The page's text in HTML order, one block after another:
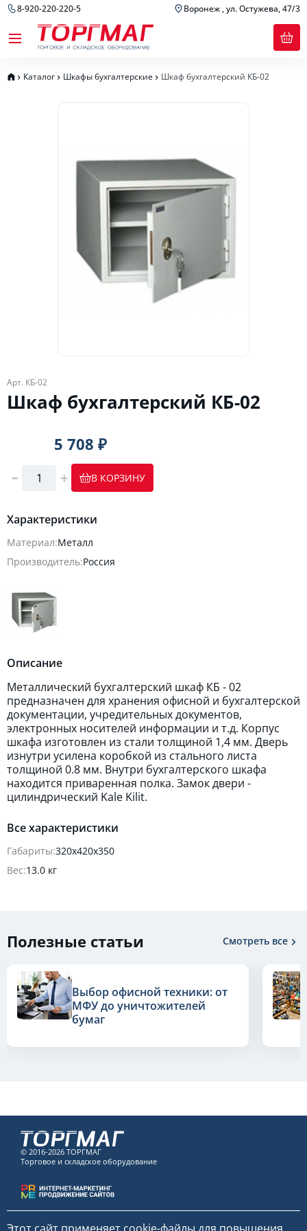
8-920-220-220-5 Воронеж , ул. Остужева, 47/3
Каталог Шкафы бухгалтерские Шкаф бухгалтерский КБ-02
Арт. КБ-02
Шкаф бухгалтерский КБ-02
Характеристики
Материал:Металл
Производитель:Россия
5 708 ₽
В КОРЗИНУ
Описание
Металлический бухгалтерский шкаф КБ - 02
предназначен для хранения офисной и бухгалтерской
документации, учредительных документов,
электронных носителей информации и т.д. Корпус
шкафа изготовлен из стали толщиной 1,4 мм. Дверь
изнутри усилена коробкой из стального листа
толщиной 0.8 мм. Внутри бухгалтерского шкафа
находится приваренная полка. Замок двери -
цилиндрический Kale Kilit.
Все характеристики
Габариты:320х420х350
Вес:13.0 кг
Полезные статьи Смотреть все
Выбор офисной техники: от
МФУ до уничтожителей
бумаг
© 2016-2026 ТОРГМАГ
Торговое и складское оборудование